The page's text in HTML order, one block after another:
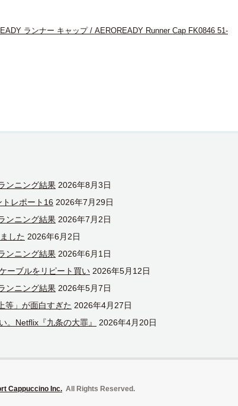
ランナー キャップ / AEROREADY Runner Cap FK0846 51-
ンニング結果 2026年8月3日
レポート16 2026年7月29日
ンニング結果 2026年7月2日
した 2026年6月2日
ンニング結果 2026年6月1日
ーブルをリピート買い 2026年5月12日
ンニング結果 2026年5月7日
等」が面白すぎた 2026年4月27日
。Netflix『九条の大罪』
2026年4月20日
Cappuccino Inc. All Rights Reserved.